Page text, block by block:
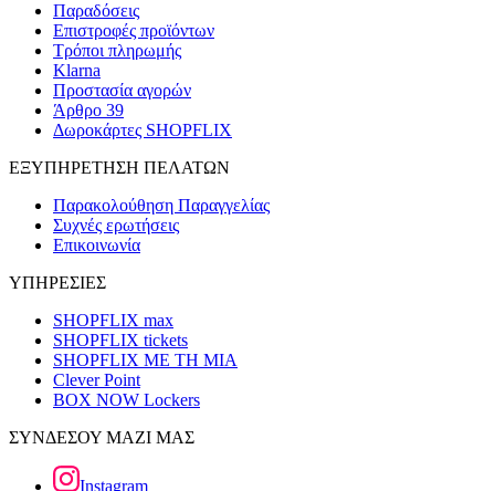
Παραδόσεις
Επιστροφές προϊόντων
Τρόποι πληρωμής
Klarna
Προστασία αγορών
Άρθρο 39
Δωροκάρτες SHOPFLIX
ΕΞΥΠΗΡΕΤΗΣΗ ΠΕΛΑΤΩΝ
Παρακολούθηση Παραγγελίας
Συχνές ερωτήσεις
Επικοινωνία
ΥΠΗΡΕΣΙΕΣ
SHOPFLIX max
SHOPFLIX tickets
SHOPFLIX ΜΕ ΤΗ ΜΙΑ
Clever Point
BOX NOW Lockers
ΣΥΝΔΕΣΟΥ ΜΑΖΙ ΜΑΣ
Instagram